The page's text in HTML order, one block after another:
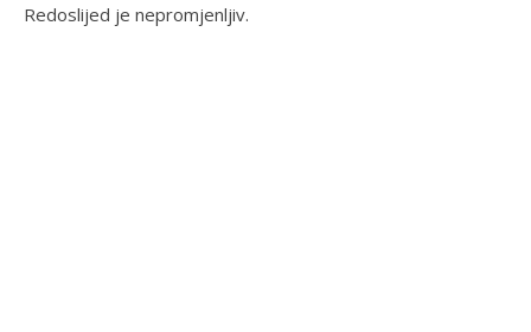
Redoslijed je nepromjenljiv.